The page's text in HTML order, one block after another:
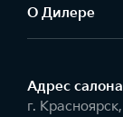
О Дилере
Адрес салонa
г.